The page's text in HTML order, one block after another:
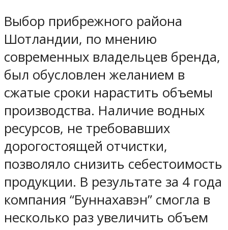
Выбор прибрежного района
Шотландии, по мнению
современных владельцев бренда,
был обусловлен желанием в
сжатые сроки нарастить объемы
производства. Наличие водных
ресурсов, не требовавших
дорогостоящей отчистки,
позволяло снизить себестоимость
продукции. В результате за 4 года
компания “Буннахавэн” смогла в
несколько раз увеличить объем